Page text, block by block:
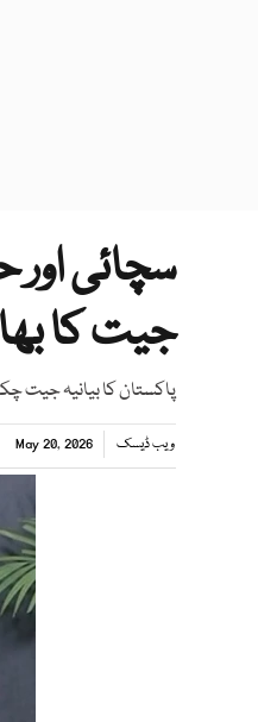
سچائی
جیت کا
پاکستان کا بیانیہ جیت
ویب ڈیسک May 20, 2026